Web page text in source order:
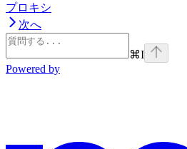
プロキシ
次へ
⌘I
Powered by